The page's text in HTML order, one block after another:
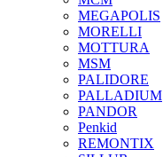
MEGAPOLIS
MORELLI
MOTTURA
MSM
PALIDORE
PALLADIUM
PANDOR
Penkid
REMONTIX